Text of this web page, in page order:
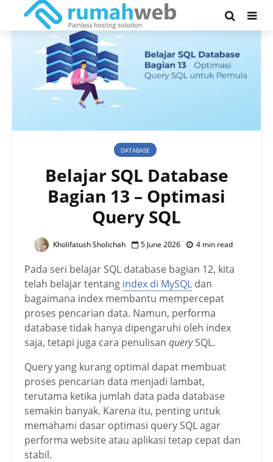
DATABASE
Belajar SQL Database
Bagian 13 – Optimasi
Query SQL
Kholifatush Sholichah 5 June 2026 4 min read
Pada seri belajar SQL database bagian 12, kita
telah belajar tentang index di MySQL dan
bagaimana index membantu mempercepat
proses pencarian data. Namun, performa
database tidak hanya dipengaruhi oleh index
saja, tetapi juga cara penulisan querySQL.
Query yang kurang optimal dapat membuat
proses pencarian data menjadi lambat,
terutama ketika jumlah data pada database
semakin banyak. Karena itu, penting untuk
memahami dasar optimasi query SQL agar
performa website atau aplikasi tetap cepat dan
stabil.